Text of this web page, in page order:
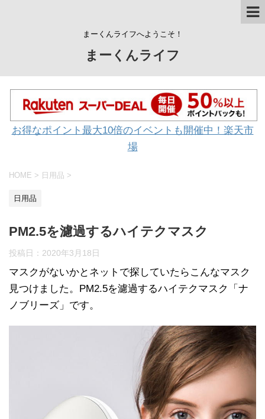
まーくんライフへようこそ！
まーくんライフ
お得なポイント最大10倍のイベントも開催中！楽天市
場
HOME > 日用品 >
日用品
PM2.5を濾過するハイテクマスク
投稿日： 2020年3月18日
マスクがないかとネットで探していたらこんなマスク
見つけました。PM2.5を濾過するハイテクマスク「ナ
ノブリーズ」です。